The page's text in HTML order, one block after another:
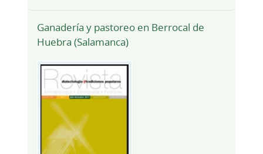
Ganadería y pastoreo en Berrocal de
Huebra (Salamanca)